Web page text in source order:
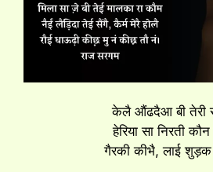
केलै औंढदैआ बी तेरी
हेरिया सा निरती कौन
गैरकी कीभै, लाई शुड़क